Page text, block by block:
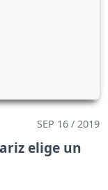
SEP 16 / 2019
elige un